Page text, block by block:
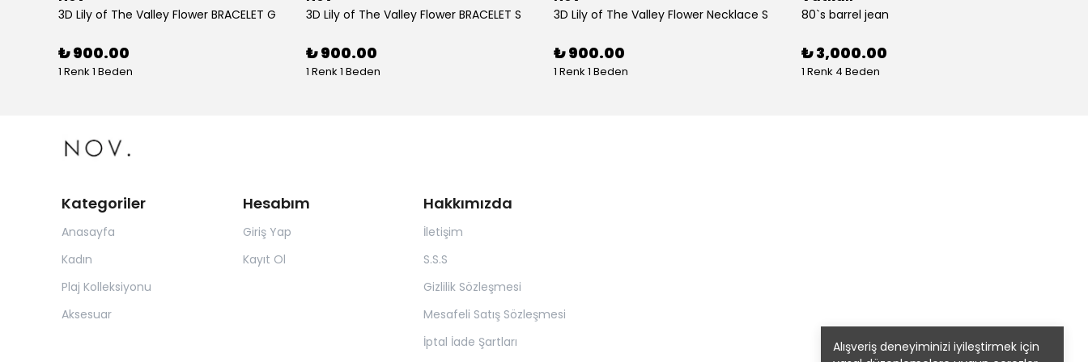
Alışveriş deneyiminizi iyileştirmek için
3D Lily of The Valley Flower BRACELET G
₺ 900.00
1 Renk 1 Beden
3D Lily of The Valley Flower BRACELET S
₺ 900.00
1 Renk 1 Beden
3D Lily of The Valley Flower Necklace S
₺ 900.00
1 Renk 1 Beden
80`s barrel jean
₺ 3,000.00
1 Renk 4 Beden
Kategoriler
Anasayfa
Kadın
Plaj Kolleksiyonu
Aksesuar
Hesabım
Giriş Yap
Kayıt Ol
Hakkımızda
İletişim
S.S.S
Gizlilik Sözleşmesi
Mesafeli Satış Sözleşmesi
İptal İade Şartları